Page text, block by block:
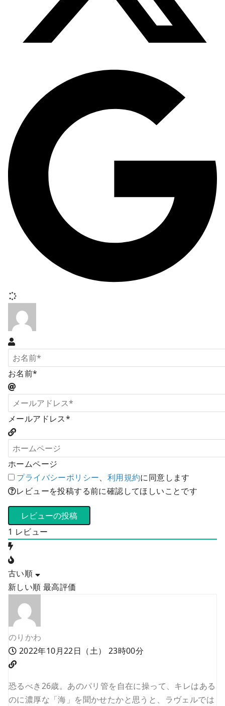
お名前*
メールアドレス*
ホームページ
プライバシーポリシー、 利用規約に同意します
レビューを投稿する前に確認してほしいことです
1 レビュー
古い順
新しい順 最高評価
のりかわ
2022年10月22日（土） 23時00分
恐るべき26歳。あのパリ管を自在に操って、キレはある
のに濃厚な「海」を聞かせたかと思うと、ラヴェルでは